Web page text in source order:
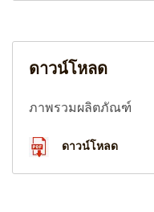
ดาวน์โหลด
ภาพรวมผลิตภัณฑ์
ดาวน์โหลด